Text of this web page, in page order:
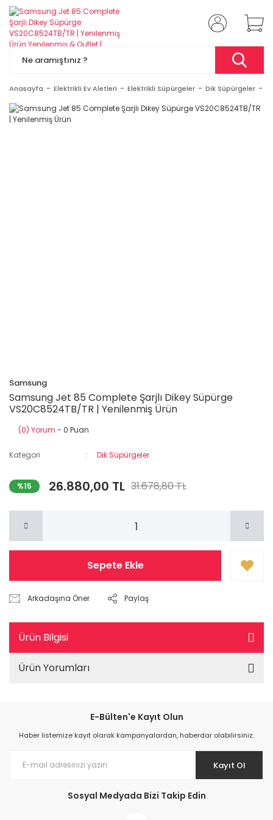
Anasayfa Elektrikli Ev Aletleri Elektrikli Süpürgeler Dik Süpürgeler
Samsung
Samsung Jet 85 Complete Şarjlı Dikey Süpürge
VS20C8524TB/TR | Yenilenmiş Ürün
(0) Yorum - 0 Puan
Kategori Dik Süpürgeler
%15 26.880,00 TL 31.678,80 TL
Sepete Ekle
Arkadaşına Öner Paylaş
Ürün Bilgisi
Ürün Yorumları
E-Bülten'e Kayıt Olun
Haber listemize kayıt olarak kampanyalardan, haberdar olabilirsiniz.
Kayıt Ol
Sosyal Medyada Bizi Takip Edin